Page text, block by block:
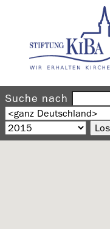
Suche nach